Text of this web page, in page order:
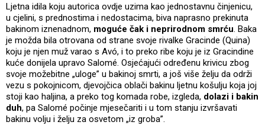
Ljetna idila koju autorica ovdje uzima kao jednostavnu činjenicu,
u cjelini, s prednostima i nedostacima, biva naprasno prekinuta
bakinom iznenadnom, moguće čak i neprirodnom smrću. Baka
je možda bila otrovana od strane svoje rivalke Gracinde (Quina)
koju je njen muž varao s Avó, i to preko ribe koju je iz Gracindine
kuće donijela upravo Salomé. Osjećajući određenu krivicu zbog
svoje možebitne „uloge” u bakinoj smrti, a još više želju da održi
vezu s pokojnicom, djevojčica oblači bakinu ljetnu košulju koja joj
stoji kao haljina, a preko tog komada robe, izgleda, dolazi i bakin
duh, pa Salomé počinje mjesečariti i u tom stanju izvršavati
bakinu volju i želju za osvetom „iz groba”.